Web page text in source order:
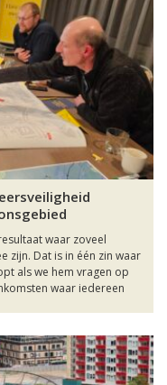
waar zoveel
zijn. Dat is in één zin waar
als we hem vragen op
waar iedereen